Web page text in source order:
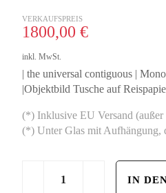
VERKAUFSPREIS
1800,00 €
inkl. MwSt.
| the universal contiguous |
|Objektbild Tusche auf
(*) Inklusive EU Versand (außer
(*) Unter Glas mit Aufhängung,